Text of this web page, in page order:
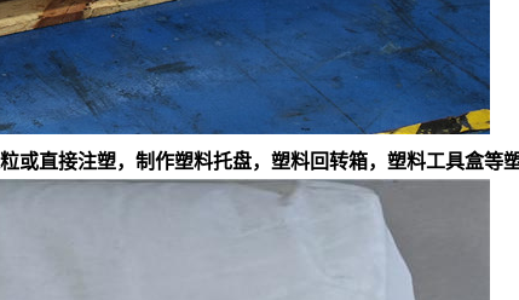
或直接注塑，制作塑料托盘，塑料回转箱，塑料工具盒等塑